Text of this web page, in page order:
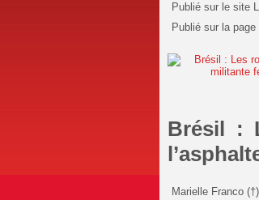
Publié sur le site
Publié sur la
Brésil :
Marielle Franco (†)